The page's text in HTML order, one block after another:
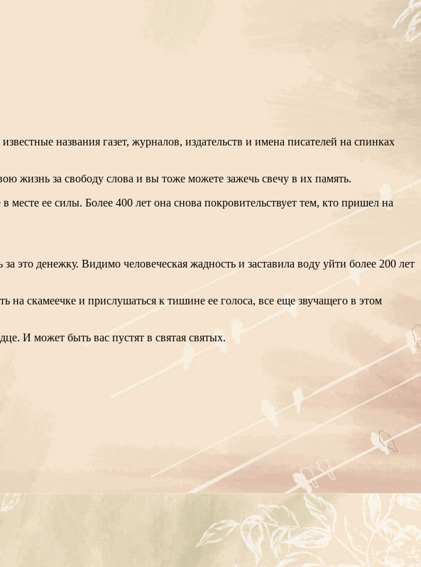
названия газет, журналов, издательств и имена писателей на спинках
жизнь за свободу слова и вы тоже можете зажечь свечу в их память.
ее силы. Более 400 лет она снова покровительствует тем, кто пришел на
денежку. Видимо человеческая жадность и заставила воду уйти более 200 лет
скамеечке и прислушаться к тишине ее голоса, все еще звучащего в этом
И может быть вас пустят в святая святых.